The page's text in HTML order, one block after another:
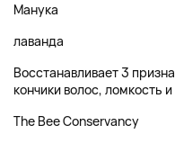
Манука
лаванда
Восстанавливает 3
кончики волос, ломкость
The Bee Conservancy